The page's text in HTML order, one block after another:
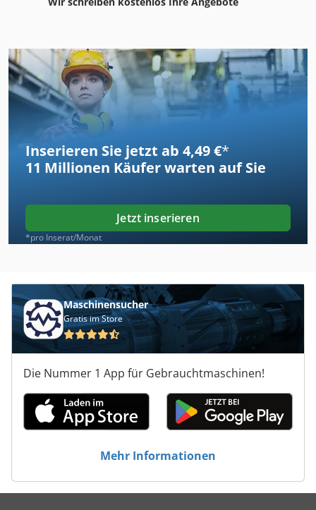
Inserieren Sie jetzt ab 4,49 €*
11 Millionen Käufer warten auf Sie
Jetzt inserieren
*pro Inserat/Monat
Maschinensucher
Gratis im Store
Die Nummer 1 App für Gebrauchtmaschinen!
Mehr Informationen